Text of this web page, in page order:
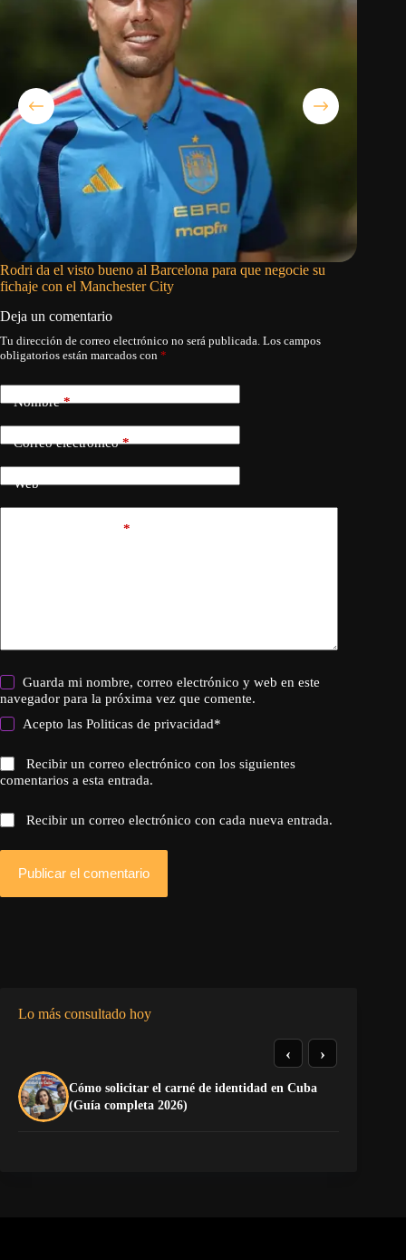
Rodri da el visto bueno al Barcelona para que negocie su
fichaje con el Manchester City
Deja un comentario
Tu dirección de correo electrónico no será publicada. Los campos
obligatorios están marcados con *
Nombre*
Correo electrónico*
Web
*
Guarda mi nombre, correo electrónico y web en este
navegador para la próxima vez que comente.
Acepto lasPoliticas de privacidad*
Recibir un correo electrónico con los siguientes
comentarios a esta entrada.
Recibir un correo electrónico con cada nueva entrada.
Publicar el comentario
Lo más consultado hoy
Cómo solicitar el carné de identidad en Cuba
(Guía completa 2026)
‹ ›